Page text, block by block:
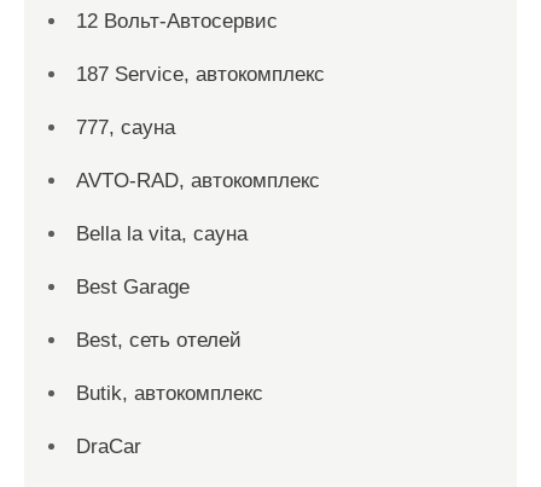
12 Вольт-Автосервис
187 Service, автокомплекс
777, сауна
AVTO-RAD, автокомплекс
Bella la vita, сауна
Best Garage
Best, сеть отелей
Butik, автокомплекс
DraCar